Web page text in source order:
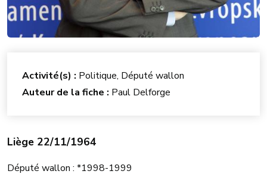
Liège 22/11/1964
Député wallon : *1998-1999
Activité(s) : Politique, Député wallon
Auteur de la fiche : Paul Delforge